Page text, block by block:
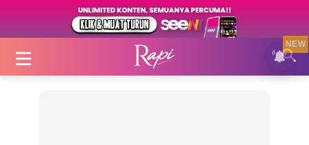
NEW